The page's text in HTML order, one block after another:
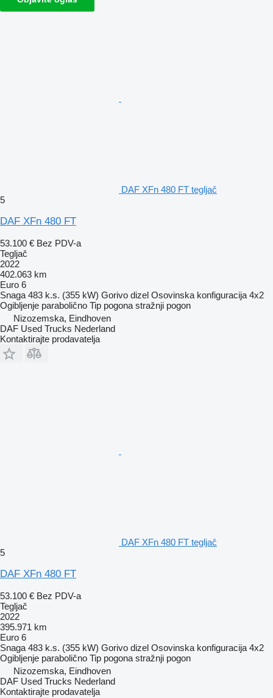
DAF XFn 480 FT tegljač
5
DAF XFn 480 FT
53.100 € Bez PDV-a
Tegljač
2022
402.063 km
Euro 6
Snaga 483 k.s. (355 kW) Gorivo dizel Osovinska konfiguracija 4x2
Ogibljenje parabolično Tip pogona stražnji pogon
Nizozemska, Eindhoven
DAF Used Trucks Nederland
Kontaktirajte prodavatelja
DAF XFn 480 FT tegljač
5
DAF XFn 480 FT
53.100 € Bez PDV-a
Tegljač
2022
395.971 km
Euro 6
Snaga 483 k.s. (355 kW) Gorivo dizel Osovinska konfiguracija 4x2
Ogibljenje parabolično Tip pogona stražnji pogon
Nizozemska, Eindhoven
DAF Used Trucks Nederland
Kontaktirajte prodavatelja